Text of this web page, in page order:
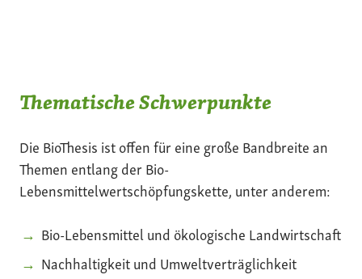
Thematische Schwerpunkte
Die BioThesis ist offen für eine große Bandbreite an
Themen entlang der Bio-
Lebensmittelwertschöpfungskette, unter anderem:
Bio-Lebensmittel und ökologische Landwirtschaft
Nachhaltigkeit und Umweltverträglichkeit